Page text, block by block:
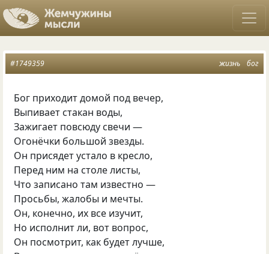
жизнь бог
#1749359
Бог приходит домой под вечер,
Выпивает стакан воды,
Зажигает повсюду свечи —
Огонёчки большой звезды.
Он присядет устало в кресло,
Перед ним на столе листы,
Что записано там известно —
Просьбы, жалобы и мечты.
Он, конечно, их все изучит,
Но исполнит ли, вот вопрос,
Он посмотрит, как будет лучше,